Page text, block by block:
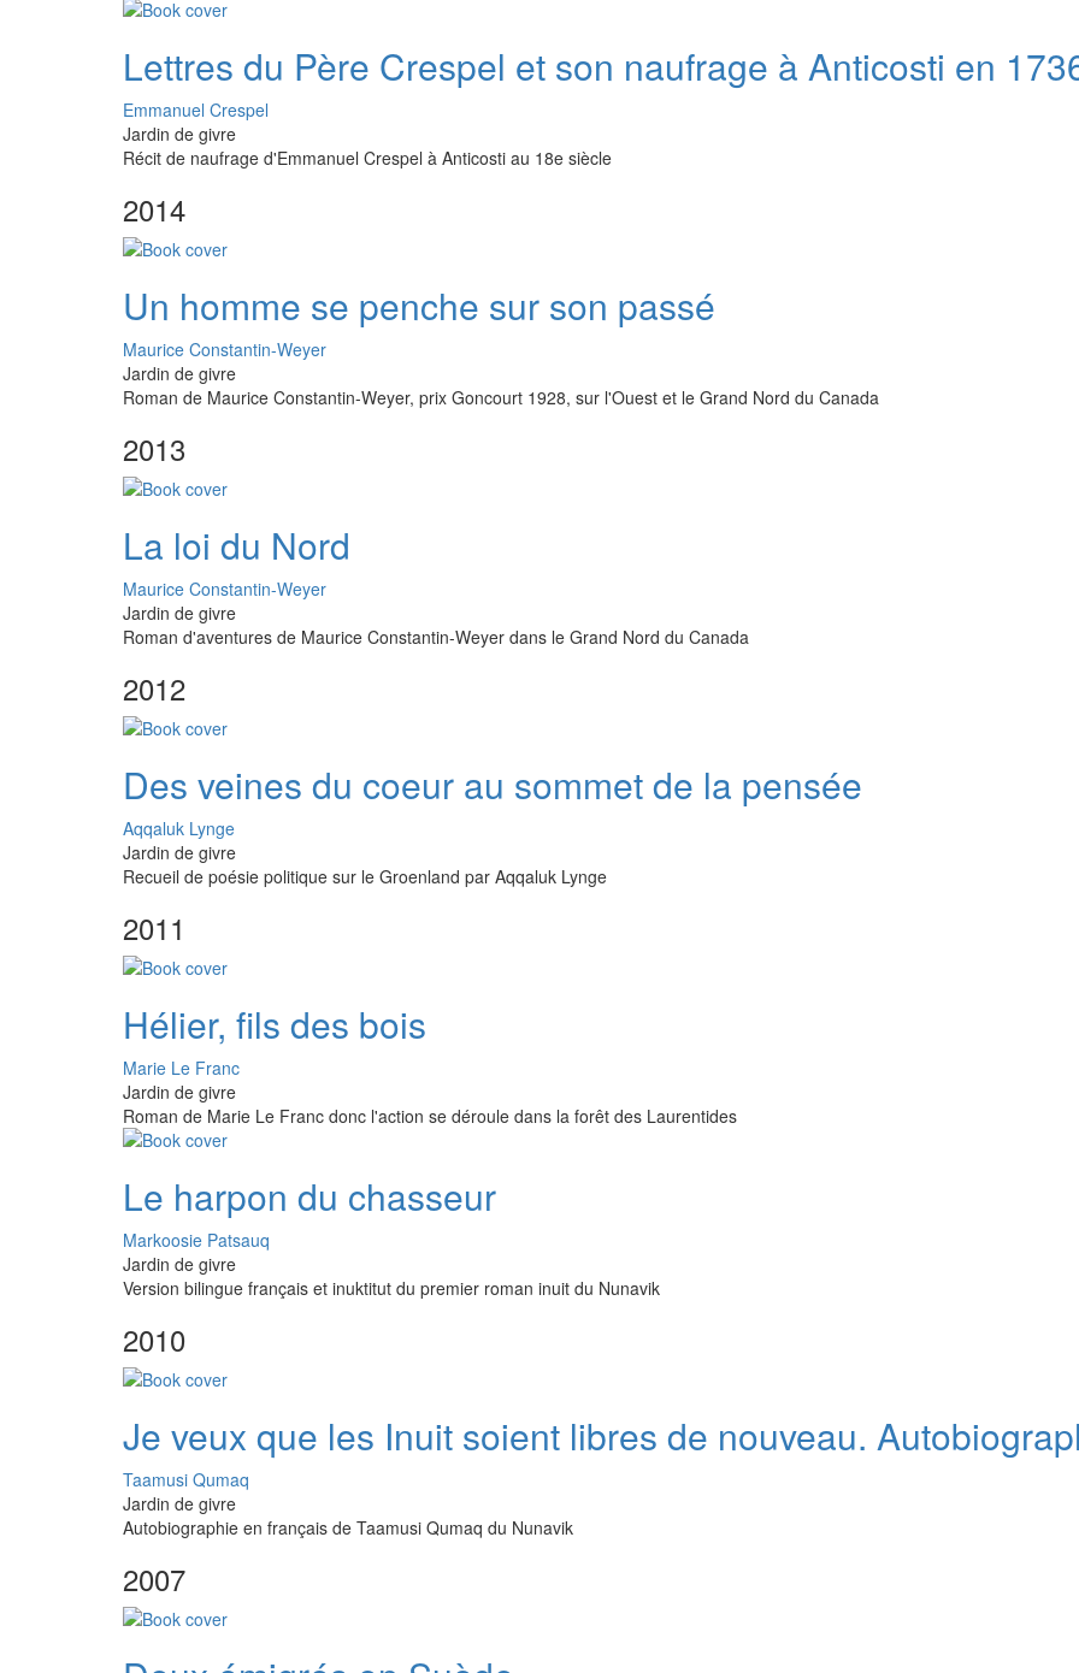
Lettres du Père Crespel et son naufrage à Anticosti en
Emmanuel Crespel
Jardin de givre
Récit de naufrage d'Emmanuel Crespel à Anticosti au 18e siècle
2014
Un homme se penche sur son passé
Maurice Constantin-Weyer
Jardin de givre
Roman de Maurice Constantin-Weyer, prix Goncourt 1928, sur l'Ouest et le Grand Nord du Canada
2013
La loi du Nord
Maurice Constantin-Weyer
Jardin de givre
Roman d'aventures de Maurice Constantin-Weyer dans le Grand Nord du Canada
2012
Des veines du coeur au sommet de la pensée
Aqqaluk Lynge
Jardin de givre
Recueil de poésie politique sur le Groenland par Aqqaluk Lynge
2011
Hélier, fils des bois
Marie Le Franc
Jardin de givre
Roman de Marie Le Franc donc l'action se déroule dans la forêt des Laurentides
Le harpon du chasseur
Markoosie Patsauq
Jardin de givre
Version bilingue français et inuktitut du premier roman inuit du Nunavik
2010
Je veux que les Inuit soient libres de nouveau.
Taamusi Qumaq
Jardin de givre
Autobiographie en français de Taamusi Qumaq du Nunavik
2007